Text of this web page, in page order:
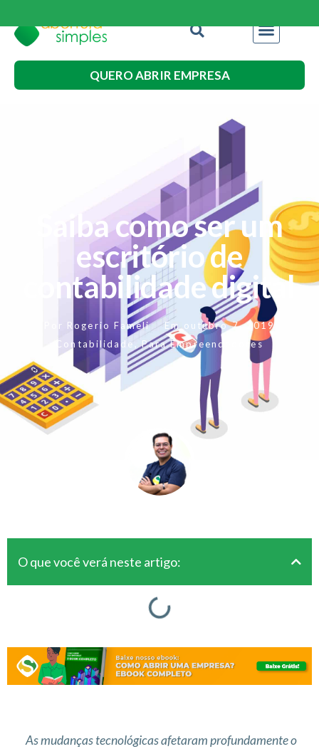
QUERO ABRIR EMPRESA
Saiba como ser um
escritório de
contabilidade digital
Por Rogerio Fameli Em outubro 7, 2019
Contabilidade ,Para Empreendedores
O que você verá neste artigo:
As mudanças tecnológicas afetaram profundamente o